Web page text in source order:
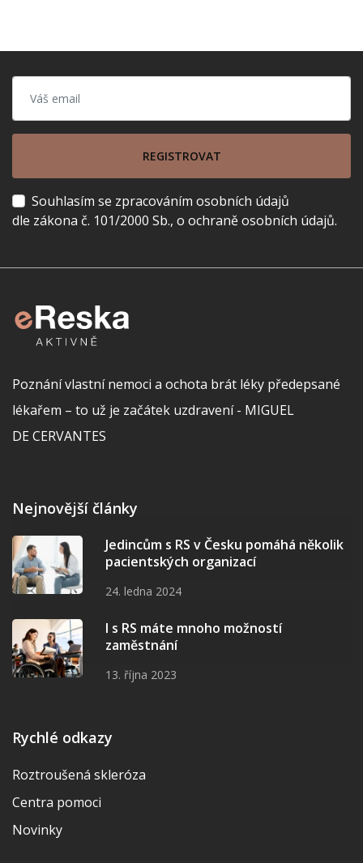
REGISTROVAT
Souhlasím se zpracováním osobních údajů
dle zákona č. 101/2000 Sb., o ochraně osobních údajů.
Poznání vlastní nemoci a ochota brát léky předepsané
lékařem – to už je začátek uzdravení - MIGUEL
DE CERVANTES
Nejnovější články
Jedincům s RS v Česku pomáhá několik
pacientských organizací
24. ledna 2024
I s RS máte mnoho možností
zaměstnání
13. října 2023
Rychlé odkazy
Roztroušená skleróza
Centra pomoci
Novinky